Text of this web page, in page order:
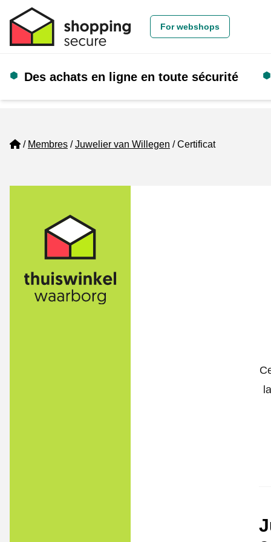
For webshops
Des achats en ligne en toute sécurité
Home
Membres Juwelier van Willegen Certificat